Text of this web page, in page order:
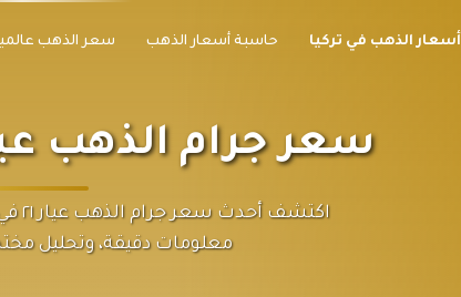
أسعار الذهب في تركيا حاسبة أسعار الذهب سعر الذهب
سعر جرام الذهب عيار ٢١ في
معلومات دقيقة، وتحليل